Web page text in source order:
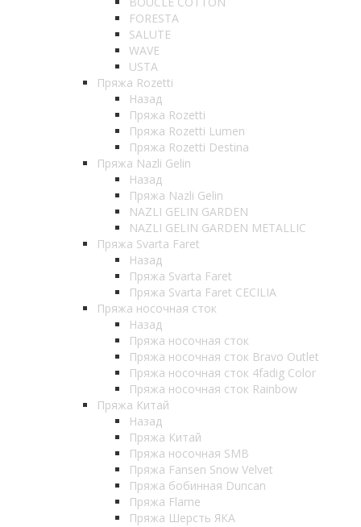
FORESTA
SALUTE
WAVE
USTA
Пряжа Rozetti
Назад
Пряжа Rozetti
Пряжа Rozetti Lumen
Пряжа Rozetti Destina
Пряжа Nazli Gelin
Назад
Пряжа Nazli Gelin
NAZLI GELIN GARDEN
NAZLI GELIN GARDEN METALLIC
Пряжа Svarta Faret
Назад
Пряжа Svarta Faret
Пряжа Svarta Faret CECILIA
Пряжа носочная сток
Назад
Пряжа носочная сток
Пряжа носочная сток Bravo Outlet
Пряжа носочная сток 4fadig Color
Пряжа носочная сток Rainbow
Пряжа Китай
Назад
Пряжа Китай
Пряжа носочная SMB
Пряжа Fansen Snow Velvet
Пряжа бобинная Duncan
Пряжа Flame
Пряжа Шерсть ЯКА